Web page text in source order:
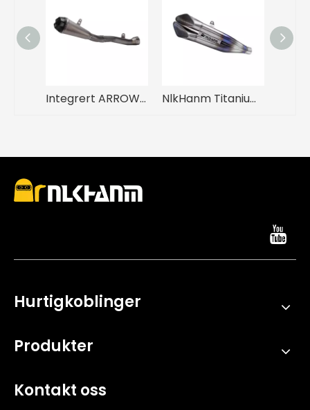
Integrert ARROW-lyddemper ZX10R Motorsykkeleksosanlegg Ny Midt-hale karbonspiss med modifisert titaniumlegering mellomleddrør NlkHanm Titanium Honeycomb Forged motorsykkeleksossett slip on Line for Kawasaki Zx6r 636 ZX6R ZX-6R 2021-2024
Hurtigkoblinger
Produkter
Kontakt oss